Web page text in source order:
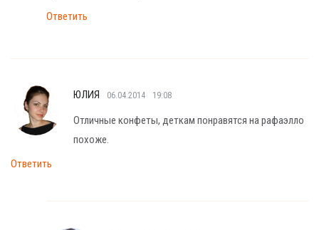
Ответить
ЮЛИЯ 06.04.2014 19:08
Отличные конфеты, деткам понравятся на рафаэлло
похоже.
Ответить